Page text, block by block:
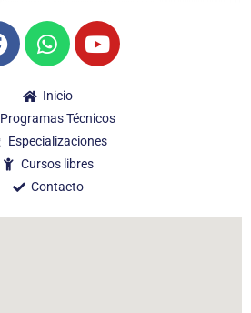
Inicio
Programas Técnicos
Especializaciones
Cursos libres
Contacto